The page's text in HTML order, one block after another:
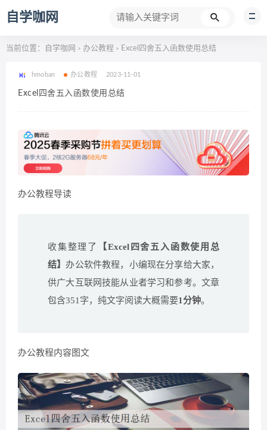
自学咖网
当前位置： 自学咖网 > 办公教程 > Excel四舍五入函数使用总结
hmoban 办公教程 2023-11-01
Excel四舍五入函数使用总结
办公教程导读
收集整理了
【Excel四舍五入函数使用总
结】 办公软件教程，小编现在分享给大家，
供广大互联网技能从业者学习和参考。文章
包含351字，纯文字阅读大概需要1分钟。
办公教程内容图文